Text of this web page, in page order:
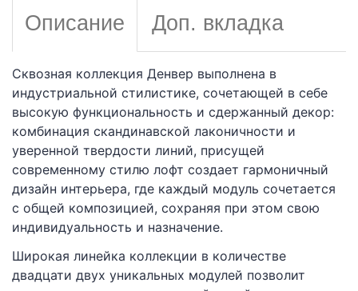
Описание Доп. вкладка
Сквозная коллекция Денвер выполнена в
индустриальной стилистике, сочетающей в себе
высокую функциональность и сдержанный декор:
комбинация скандинавской лаконичности и
уверенной твердости линий, присущей
современному стилю лофт создает гармоничный
дизайн интерьера, где каждый модуль сочетается
с общей композицией, сохраняя при этом свою
индивидуальность и назначение.
Широкая линейка коллекции в количестве
двадцати двух уникальных модулей позволит